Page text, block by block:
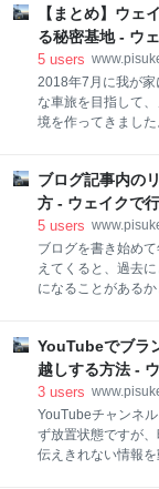
ロックする 取付後
納～100均アイテム
しさを求めるには
のふもとに到着、
いごに どこにある
東名高速の新城ICを
にあります。駐車
の上の方にある第2
駐車場（千枚田の上
番！ということで
した。 第2駐車場か
いく のんびり田ん
農道
【まとめ】ウェ
る秘密基地 - ウ
5 users
2018年7月に我が家
な車旅を目指して
境を作ってきまし
使って手軽に作る
も自分さえ満足すれ
め、 「誰でも簡単
とが、ウェイクで
回は、 これから車
内ってどんな感じ
ログで紹介した詳
ちらも読んでいた
境づくり シートの
ブログ記事内の
方 - ウェイクで
5 users
ブログを書き始め
えてくると、過去
になることがある
Found）」 リンク
たことで、リンク
記事あるあるです
があるのだろうか？
そこで今回は、 ブ
見つける方法を紹
YouTubeでブラ
越しする方法 -
3 users
YouTubeチャンネ
ず放置状態ですが
伝えきれない情報